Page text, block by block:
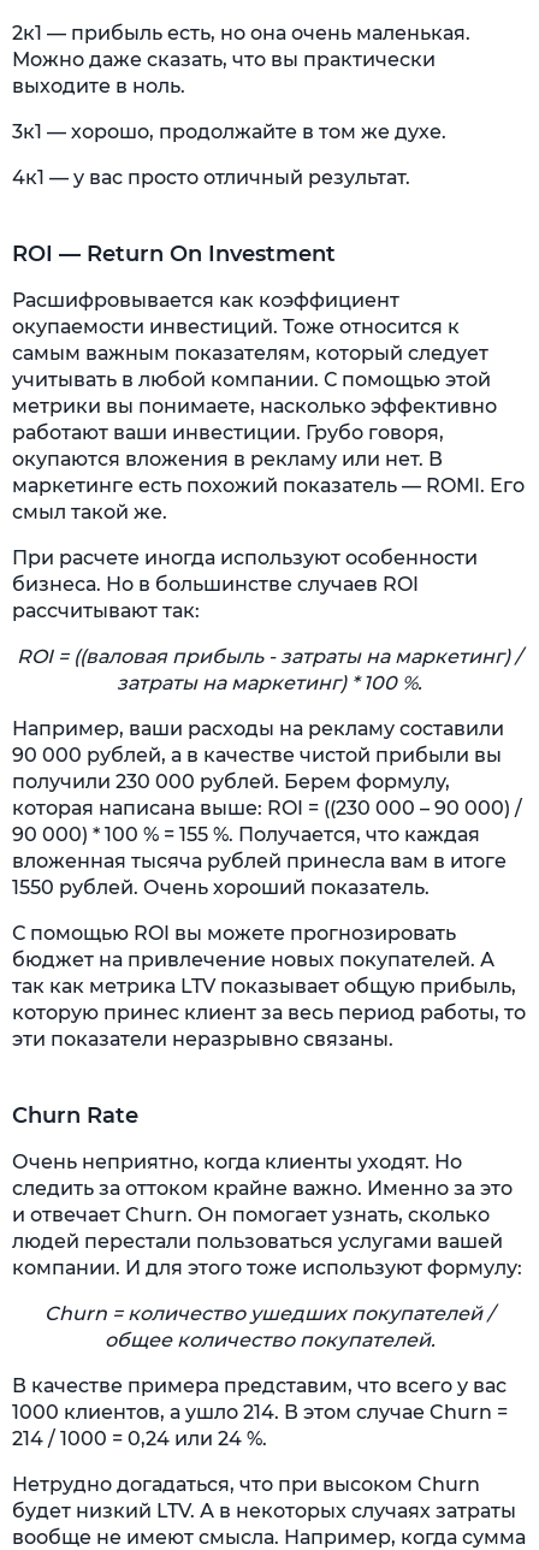
2к1 — прибыль есть, но она очень маленькая.
Можно даже сказать, что вы практически
выходите в ноль.
3к1 — хорошо, продолжайте в том же духе.
4к1 — у вас просто отличный результат.
ROI — Return On Investment
Расшифровывается как коэффициент
окупаемости инвестиций. Тоже относится к
самым важным показателям, который следует
учитывать в любой компании. С помощью этой
метрики вы понимаете, насколько эффективно
работают ваши инвестиции. Грубо говоря,
окупаются вложения в рекламу или нет. В
маркетинге есть похожий показатель — ROMI. Его
смыл такой же.
При расчете иногда используют особенности
бизнеса. Но в большинстве случаев ROI
рассчитывают так:
ROI = ((валовая прибыль - затраты на маркетинг) /
затраты на маркетинг) * 100 %.
Например, ваши расходы на рекламу составили
90 000 рублей, а в качестве чистой прибыли вы
получили 230 000 рублей. Берем формулу,
которая написана выше: ROI = ((230 000 – 90 000) /
90 000) * 100 % = 155 %. Получается, что каждая
вложенная тысяча рублей принесла вам в итоге
1550 рублей. Очень хороший показатель.
С помощью ROI вы можете прогнозировать
бюджет на привлечение новых покупателей. А
так как метрика LTV показывает общую прибыль,
которую принес клиент за весь период работы, то
эти показатели неразрывно связаны.
Churn Rate
Очень неприятно, когда клиенты уходят. Но
следить за оттоком крайне важно. Именно за это
и отвечает Churn. Он помогает узнать, сколько
людей перестали пользоваться услугами вашей
компании. И для этого тоже используют формулу:
Churn = количество ушедших покупателей /
общее количество покупателей.
В качестве примера представим, что всего у вас
1000 клиентов, а ушло 214. В этом случае Churn =
214 / 1000 = 0,24 или 24 %.
Нетрудно догадаться, что при высоком Churn
будет низкий LTV. А в некоторых случаях затраты
вообще не имеют смысла. Например, когда сумма